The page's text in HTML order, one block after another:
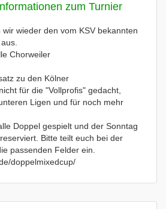
zum Turnier
wieder den vom KSV bekannten
Chorweiler
zu den Kölner
für die "Vollprofis" gedacht,
Ligen und für noch mehr
Doppel gespielt und der Sonntag
Bitte teilt euch bei der
passenden Felder ein.
doppelmixedcup/